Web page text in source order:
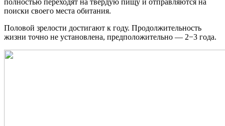
поиски своего места обитания.
Половой зрелости достигают к году. Продолжительность
жизни точно не установлена, предположительно — 2−3 года.